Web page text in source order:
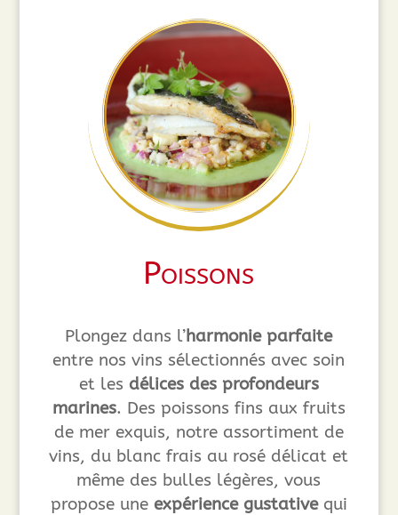
Poissons
Plongez dans l’harmonie parfaite
entre nos vins sélectionnés avec soin
et les délices des profondeurs
marines. Des poissons fins aux fruits
de mer exquis, notre assortiment de
vins, du blanc frais au rosé délicat et
même des bulles légères, vous
propose une expérience gustativequi